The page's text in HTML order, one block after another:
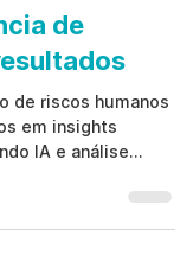
de
de riscos humanos
em insights
IA e análise
e prevenir riscos